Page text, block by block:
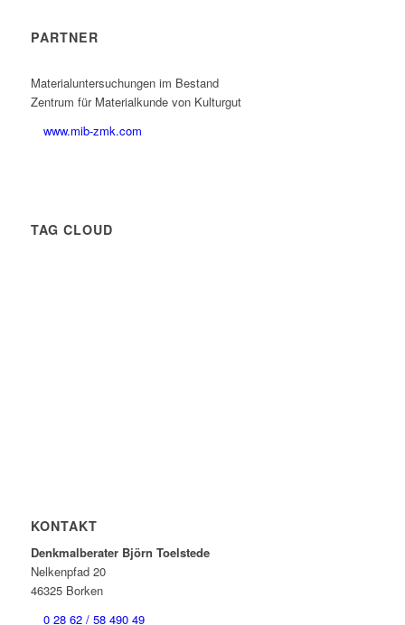
PARTNER
Materialuntersuchungen im Bestand
Zentrum für Materialkunde von Kulturgut
www.mib-zmk.com
TAG CLOUD
KONTAKT
Denkmalberater Björn Toelstede
Nelkenpfad 20
46325 Borken
0 28 62 / 58 490 49